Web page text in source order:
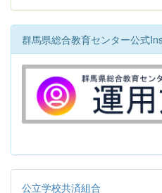
群馬県総合教育センター公式
公立学校共済組合